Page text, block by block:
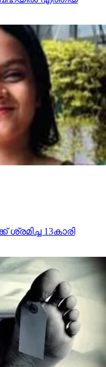
13കാരി